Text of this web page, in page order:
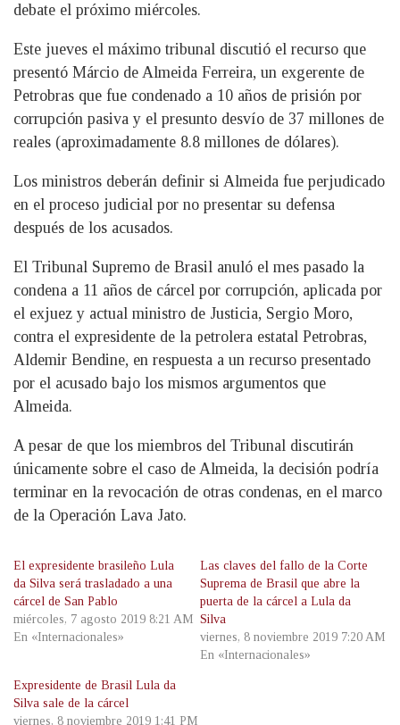
debate el próximo miércoles.
Este jueves el máximo tribunal discutió el recurso que
presentó Márcio de Almeida Ferreira, un exgerente de
Petrobras que fue condenado a 10 años de prisión por
corrupción pasiva y el presunto desvío de 37 millones de
reales (aproximadamente 8.8 millones de dólares).
Los ministros deberán definir si Almeida fue perjudicado
en el proceso judicial por no presentar su defensa
después de los acusados.
El Tribunal Supremo de Brasil anuló el mes pasado la
condena a 11 años de cárcel por corrupción, aplicada por
el exjuez y actual ministro de Justicia, Sergio Moro,
contra el expresidente de la petrolera estatal Petrobras,
Aldemir Bendine, en respuesta a un recurso presentado
por el acusado bajo los mismos argumentos que
Almeida.
A pesar de que los miembros del Tribunal discutirán
únicamente sobre el caso de Almeida, la decisión podría
terminar en la revocación de otras condenas, en el marco
de la Operación Lava Jato.
El expresidente brasileño Lula
da Silva será trasladado a una
cárcel de San Pablo
miércoles, 7 agosto 2019 8:21 AM
En «Internacionales»
Las claves del fallo de la Corte
Suprema de Brasil que abre la
puerta de la cárcel a Lula da
Silva
viernes, 8 noviembre 2019 7:20 AM
En «Internacionales»
Expresidente de Brasil Lula da
Silva sale de la cárcel
viernes, 8 noviembre 2019 1:41 PM